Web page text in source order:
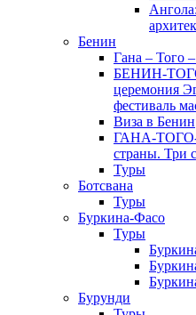
Бенин
Гана – Того
БЕНИН-
церемония
фестиваль
Виза в Бенин
ГАНА-ТОГО-
страны. Три
Туры
Ботсвана
Туры
Буркина-Фасо
Туры
Бурунди